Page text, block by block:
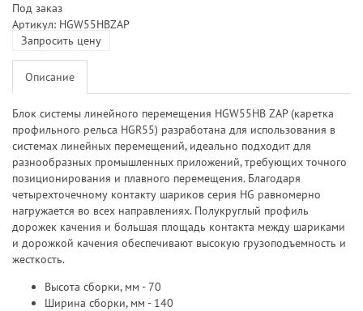
Под заказ
Артикул: HGW55HBZAP
Запросить цену
Описание
Блок системы линейного перемещения HGW55HB ZAP (каретка
профильного рельса HGR55) разработана для использования в
системах линейных перемещений, идеально подходит для
разнообразных промышленных приложений, требующих точного
позиционирования и плавного перемещения. Благодаря
четырехточечному контакту шариков серия HG равномерно
нагружается во всех направлениях. Полукруглый профиль
дорожек качения и большая площадь контакта между шариками
и дорожкой качения обеспечивают высокую грузоподъемность и
жесткость.
Высота сборки, мм - 70
Ширина сборки, мм - 140